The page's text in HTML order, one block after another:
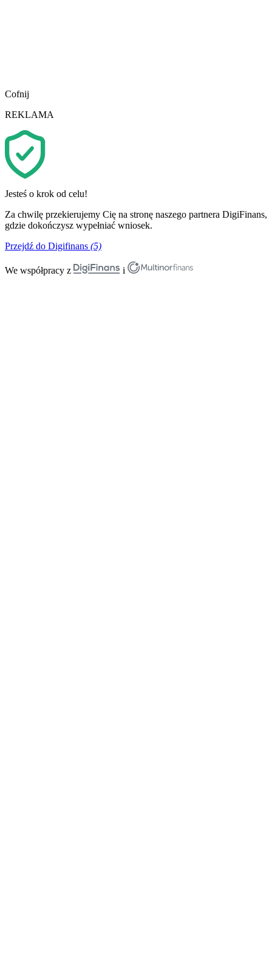
Cofnij
REKLAMA
Jesteś o krok od celu!
Za chwilę przekierujemy Cię na stronę naszego partnera DigiFinans,
gdzie dokończysz wypełniać wniosek.
Przejdź do Digifinans (5)
We współpracy z i